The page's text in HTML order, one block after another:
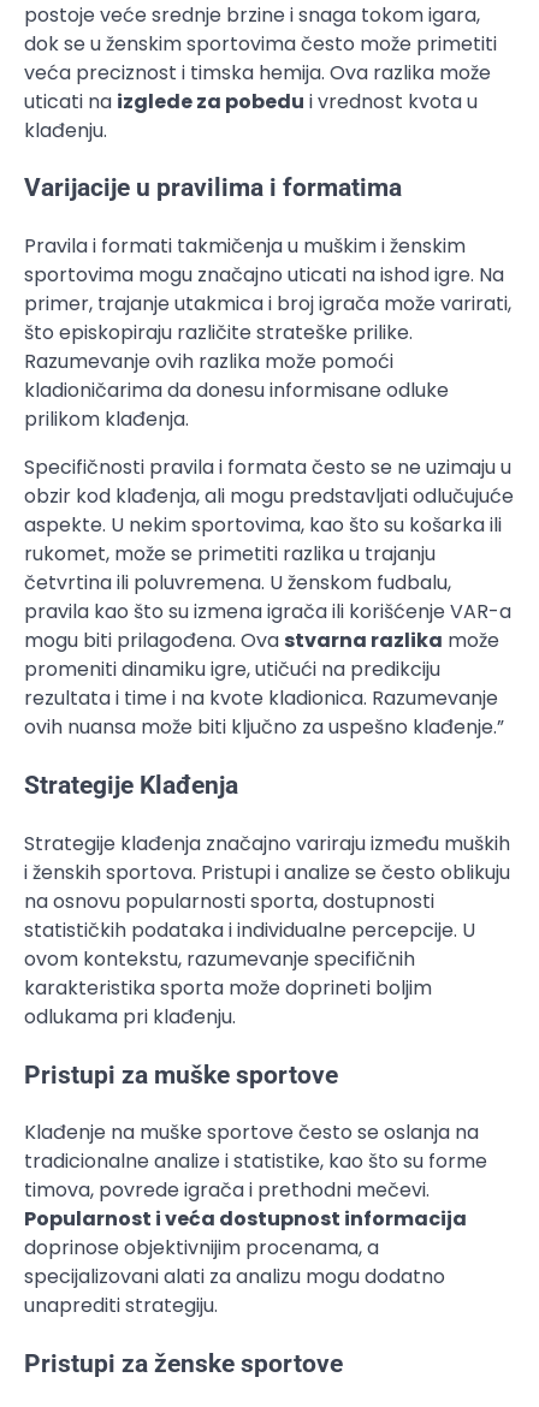
postoje veće srednje brzine i snaga tokom igara,
dok se u ženskim sportovima često može primetiti
veća preciznost i timska hemija. Ova razlika može
uticati na izglede za pobedu i vrednost kvota u
klađenju.
Varijacije u pravilima i formatima
Pravila i formati takmičenja u muškim i ženskim
sportovima mogu značajno uticati na ishod igre. Na
primer, trajanje utakmica i broj igrača može varirati,
što episkopiraju različite strateške prilike.
Razumevanje ovih razlika može pomoći
kladioničarima da donesu informisane odluke
prilikom klađenja.
Specifičnosti pravila i formata često se ne uzimaju u
obzir kod klađenja, ali mogu predstavljati odlučujuće
aspekte. U nekim sportovima, kao što su košarka ili
rukomet, može se primetiti razlika u trajanju
četvrtina ili poluvremena. U ženskom fudbalu,
pravila kao što su izmena igrača ili korišćenje VAR-a
mogu biti prilagođena. Ova stvarna razlika može
promeniti dinamiku igre, utičući na predikciju
rezultata i time i na kvote kladionica. Razumevanje
ovih nuansa može biti ključno za uspešno klađenje.”
Strategije Klađenja
Strategije klađenja značajno variraju između muških
i ženskih sportova. Pristupi i analize se često oblikuju
na osnovu popularnosti sporta, dostupnosti
statističkih podataka i individualne percepcije. U
ovom kontekstu, razumevanje specifičnih
karakteristika sporta može doprineti boljim
odlukama pri klađenju.
Pristupi za muške sportove
Klađenje na muške sportove često se oslanja na
tradicionalne analize i statistike, kao što su forme
timova, povrede igrača i prethodni mečevi.
Popularnost i veća dostupnost informacija
doprinose objektivnijim procenama, a
specijalizovani alati za analizu mogu dodatno
unaprediti strategiju.
Pristupi za ženske sportove